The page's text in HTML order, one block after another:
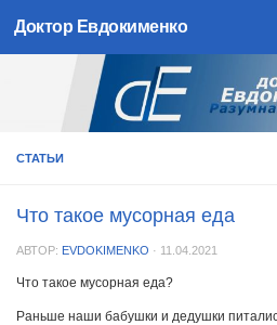
Skip to content
Доктор Евдокименко
СТАТЬИ
Что такое мусорная еда
АВТОР: EVDOKIMENKO · 11.04.2021
Что такое мусорная еда?
Раньше наши бабушки и дедушки